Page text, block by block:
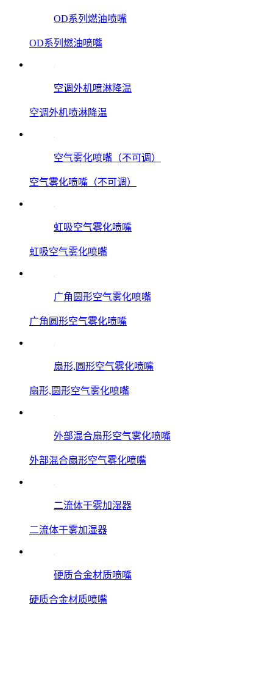
OD系列燃油喷嘴
OD系列燃油喷嘴
空调外机喷淋降温
空调外机喷淋降温
空气雾化喷嘴（不可调）
空气雾化喷嘴（不可调）
虹吸空气雾化喷嘴
虹吸空气雾化喷嘴
广角圆形空气雾化喷嘴
广角圆形空气雾化喷嘴
扇形,圆形空气雾化喷嘴
扇形,圆形空气雾化喷嘴
外部混合扇形空气雾化喷嘴
外部混合扇形空气雾化喷嘴
二流体干雾加湿器
二流体干雾加湿器
硬质合金材质喷嘴
硬质合金材质喷嘴